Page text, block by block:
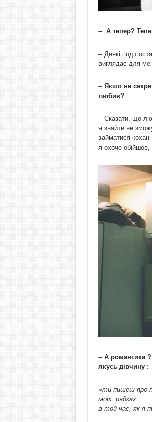
– А тепер?
– Деякі події
виглядає для
– Якшо не
любив?
– Cказати, що
я знайти не
займатися
я охоче обійшов,
– А романтика
якусь
«ти пишеш про
моїх рядках,
в той час, як я